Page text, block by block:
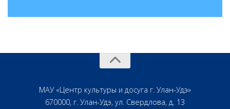
МАУ «Центр культуры и досуга г. Улан-Удэ»
670000, г. Улан-Удэ, ул. Свердлова, д. 13